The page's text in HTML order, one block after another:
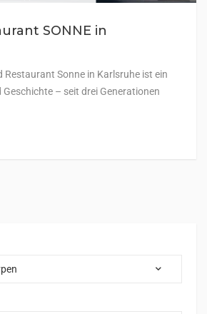
SONNE in
Restaurant Sonne in Karlsruhe ist ein
– seit drei Generationen